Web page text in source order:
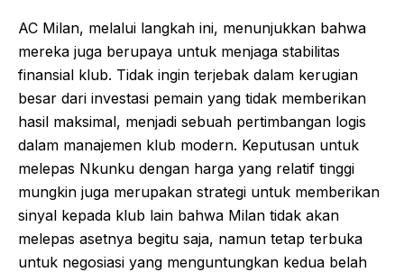
AC Milan, melalui langkah ini, menunjukkan bahwa
mereka juga berupaya untuk menjaga stabilitas
finansial klub. Tidak ingin terjebak dalam kerugian
besar dari investasi pemain yang tidak memberikan
hasil maksimal, menjadi sebuah pertimbangan logis
dalam manajemen klub modern. Keputusan untuk
melepas Nkunku dengan harga yang relatif tinggi
mungkin juga merupakan strategi untuk memberikan
sinyal kepada klub lain bahwa Milan tidak akan
melepas asetnya begitu saja, namun tetap terbuka
untuk negosiasi yang menguntungkan kedua belah